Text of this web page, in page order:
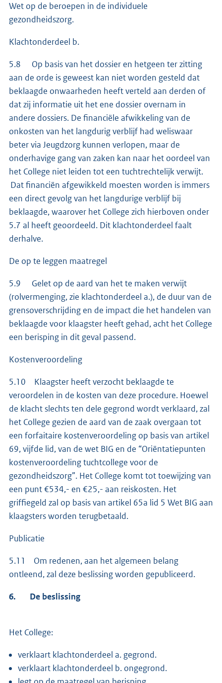
Wet op de beroepen in de individuele
gezondheidszorg.
Klachtonderdeel b.
5.8 Op basis van het dossier en hetgeen ter zitting
aan de orde is geweest kan niet worden gesteld dat
beklaagde onwaarheden heeft verteld aan derden of
dat zij informatie uit het ene dossier overnam in
andere dossiers. De financiële afwikkeling van de
onkosten van het langdurig verblijf had weliswaar
beter via Jeugdzorg kunnen verlopen, maar de
onderhavige gang van zaken kan naar het oordeel van
het College niet leiden tot een tuchtrechtelijk verwijt.
Dat financiën afgewikkeld moesten worden is immers
een direct gevolg van het langdurige verblijf bij
beklaagde, waarover het College zich hierboven onder
5.7 al heeft geoordeeld. Dit klachtonderdeel faalt
derhalve.
De op te leggen maatregel
5.9 Gelet op de aard van het te maken verwijt
(rolvermenging, zie klachtonderdeel a.), de duur van de
grensoverschrijding en de impact die het handelen van
beklaagde voor klaagster heeft gehad, acht het College
een berisping in dit geval passend.
Kostenveroordeling
5.10 Klaagster heeft verzocht beklaagde te
veroordelen in de kosten van deze procedure. Hoewel
de klacht slechts ten dele gegrond wordt verklaard, zal
het College gezien de aard van de zaak overgaan tot
een forfaitaire kostenveroordeling op basis van artikel
69, vijfde lid, van de wet BIG en de “Oriëntatiepunten
kostenveroordeling tuchtcollege voor de
gezondheidszorg”. Het College komt tot toewijzing van
een punt €534,- en €25,- aan reiskosten. Het
griffiegeld zal op basis van artikel 65a lid 5 Wet BIG aan
klaagsters worden terugbetaald.
Publicatie
5.11 Om redenen, aan het algemeen belang
ontleend, zal deze beslissing worden gepubliceerd.
6. De beslissing
Het College:
verklaart klachtonderdeel a. gegrond.
verklaart klachtonderdeel b. ongegrond.